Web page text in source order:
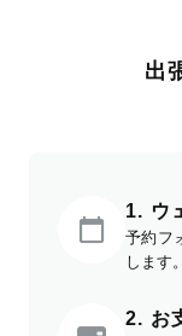
出
1. ウ
予約フ
します。
2. お